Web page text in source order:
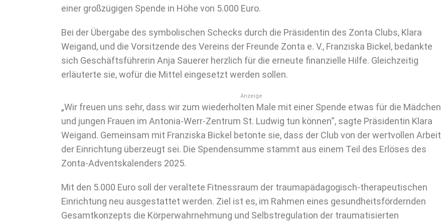
einer großzügigen Spende in Höhe von 5.000 Euro.
Bei der Übergabe des symbolischen Schecks durch die Präsidentin des Zonta Clubs, Klara
Weigand, und die Vorsitzende des Vereins der Freunde Zonta e. V., Franziska Bickel, bedankte
sich Geschäftsführerin Anja Sauerer herzlich für die erneute finanzielle Hilfe. Gleichzeitig
erläuterte sie, wofür die Mittel eingesetzt werden sollen.
Anzeige
„Wir freuen uns sehr, dass wir zum wiederholten Male mit einer Spende etwas für die Mädchen
und jungen Frauen im Antonia-Werr-Zentrum St. Ludwig tun können“, sagte Präsidentin Klara
Weigand. Gemeinsam mit Franziska Bickel betonte sie, dass der Club von der wertvollen Arbeit
der Einrichtung überzeugt sei. Die Spendensumme stammt aus einem Teil des Erlöses des
Zonta-Adventskalenders 2025.
Mit den 5.000 Euro soll der veraltete Fitnessraum der traumapädagogisch-therapeutischen
Einrichtung neu ausgestattet werden. Ziel ist es, im Rahmen eines gesundheitsfördernden
Gesamtkonzepts die Körperwahrnehmung und Selbstregulation der traumatisierten